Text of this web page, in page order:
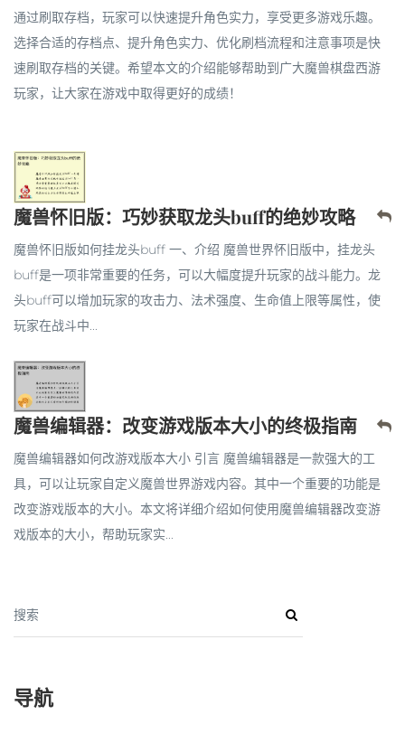
通过刷取存档，玩家可以快速提升角色实力，享受更多游戏乐趣。
选择合适的存档点、提升角色实力、优化刷档流程和注意事项是快
速刷取存档的关键。希望本文的介绍能够帮助到广大魔兽棋盘西游
玩家，让大家在游戏中取得更好的成绩！
魔兽怀旧版：巧妙获取龙头buff的绝妙攻略
魔兽怀旧版如何挂龙头buff 一、介绍 魔兽世界怀旧版中，挂龙头
buff是一项非常重要的任务，可以大幅度提升玩家的战斗能力。龙
头buff可以增加玩家的攻击力、法术强度、生命值上限等属性，使
玩家在战斗中...
魔兽编辑器：改变游戏版本大小的终极指南
魔兽编辑器如何改游戏版本大小 引言 魔兽编辑器是一款强大的工
具，可以让玩家自定义魔兽世界游戏内容。其中一个重要的功能是
改变游戏版本的大小。本文将详细介绍如何使用魔兽编辑器改变游
戏版本的大小，帮助玩家实...
搜索
导航